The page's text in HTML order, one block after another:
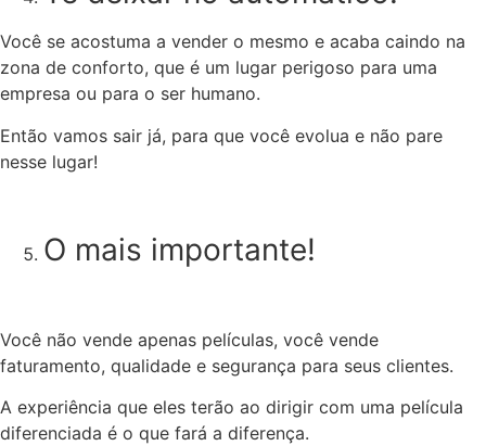
Você se acostuma a vender o mesmo e acaba caindo na
zona de conforto, que é um lugar perigoso para uma
empresa ou para o ser humano.
Então vamos sair já, para que você evolua e não pare
nesse lugar!
O mais importante!
Você não vende apenas películas, você vende
faturamento, qualidade e segurança para seus clientes.
A experiência que eles terão ao dirigir com uma película
diferenciada é o que fará a diferença.